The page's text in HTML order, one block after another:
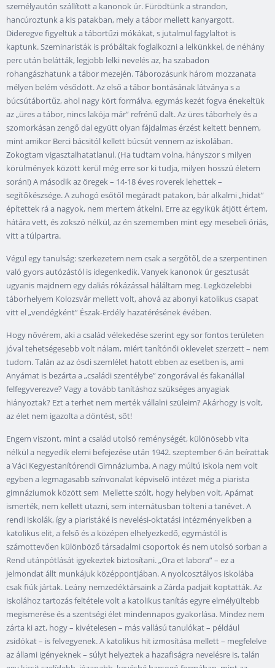
személyautón szállított a kanonok úr. Fürödtünk a strandon,
hancúroztunk a kis patakban, mely a tábor mellett kanyargott.
Dideregve figyeltük a tábortűzi mókákat, s jutalmul fagylaltot is
kaptunk. Szeminaristák is próbáltak foglalkozni a lelkünkkel, de néhány
perc után belátták, legjobb lelki nevelés az, ha szabadon
rohangászhatunk a tábor mezején. Táborozásunk három mozzanata
mélyen belém vésődött. Az első a tábor bontásának látványa s a
búcsútábortűz, ahol nagy kört formálva, egymás kezét fogva énekeltük
az „üres a tábor, nincs lakója már” refrénű dalt. Az üres táborhely és a
szomorkásan zengő dal együtt olyan fájdalmas érzést keltett bennem,
mint amikor Berci bácsitól kellett búcsút vennem az iskolában.
Zokogtam vigasztalhatatlanul. (Ha tudtam volna, hányszor s milyen
körülmények között kerül még erre sor ki tudja, milyen hosszú életem
során!) A második az öregek – 14-18 éves roverek lehettek –
segítőkészsége. A zuhogó esőtől megáradt patakon, bár alkalmi „hidat”
építettek rá a nagyok, nem mertem átkelni. Erre az egyikük átjött értem,
hátára vett, és zokszó nélkül, az én szememben mint egy mesebeli óriás,
vitt a túlpartra.
Végül egy tanulság: szerkezetem nem csak a sergőtől, de a szerpentinen
való gyors autózástól is idegenkedik. Vanyek kanonok úr gesztusát
ugyanis majdnem egy daliás rókázással háláltam meg. Legközelebbi
táborhelyem Kolozsvár mellett volt, ahová az abonyi katolikus csapat
vitt el „vendégként” Észak-Erdély hazatérésének évében.
Hogy nővérem, aki a család vélekedése szerint egy sor fontos területen
jóval tehetségesebb volt nálam, miért tanítónői oklevelet szerzett – nem
tudom. Talán az az ósdi szemlélet hatott ebben az esetben is, ami
Anyámat is bezárta a „családi szentélybe” zongorával és fakanállal
felfegyverezve? Vagy a tovább tanításhoz szükséges anyagiak
hiányoztak? Ezt a terhet nem merték vállalni szüleim? Akárhogy is volt,
az élet nem igazolta a döntést, sőt!
Engem viszont, mint a család utolsó reménységét, különösebb vita
nélkül a negyedik elemi befejezése után 1942. szeptember 6-án beírattak
a Váci Kegyestanítórendi Gimnáziumba. A nagy múltú iskola nem volt
egyben a legmagasabb színvonalat képviselő intézet még a piarista
gimnáziumok között sem Mellette szólt, hogy helyben volt, Apámat
ismerték, nem kellett utazni, sem internátusban tölteni a tanévet. A
rendi iskolák, így a piaristáké is nevelési-oktatási intézményeikben a
katolikus elit, a felső és a középen elhelyezkedő, egymástól is
számottevően különböző társadalmi csoportok és nem utolsó sorban a
Rend utánpótlását igyekeztek biztosítani. „Ora et labora” – ez a
jelmondat állt munkájuk középpontjában. A nyolcosztályos iskolába
csak fiúk jártak. Leány nemzedéktársaink a Zárda padjait koptatták. Az
iskolához tartozás feltétele volt a katolikus tanítás egyre elmélyültebb
megismerése és a szentségi élet mindennapos gyakorlása. Mindez nem
zárta ki azt, hogy – kivételesen – más vallású tanulókat – például
zsidókat – is felvegyenek. A katolikus hit izmosítása mellett – megfelelve
az állami igényeknek – súlyt helyeztek a hazafiságra nevelésre is, talán